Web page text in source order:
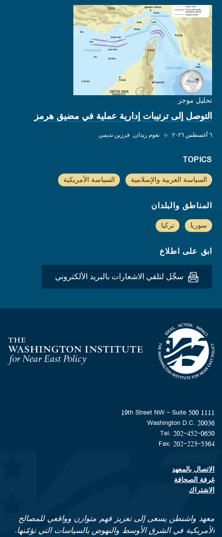
تحليل موجز
التوصل إلى ترتيبات إدارية عملية في مضيق هرمز
٦ أغسطس ٢٠٢٦ ◆ نعوم ريدان فرزين نديمي
TOPICS
السياسة العربية والإسلامية السياسة الأمريكية
المناطق والبلدان
سوريا تركيا
ابق على اطلاع
سجِّل لتلقي الاشعارات بالبريد الألكتروني
Homepage
1111 19th Street NW - Suite 500
Washington D.C. 20036
Tel: 202-452-0650
Fax: 202-223-5364
Footer contact links
الاتصال بالمعهد
غرفة الصحافة
الاشتراك
معهد واشنطن يسعى إلى تعزيز فهم متوازن وواقعي للمصالح
الأمريكية في الشرق الأوسط والنهوض بالسياسات التي تؤمّنها.